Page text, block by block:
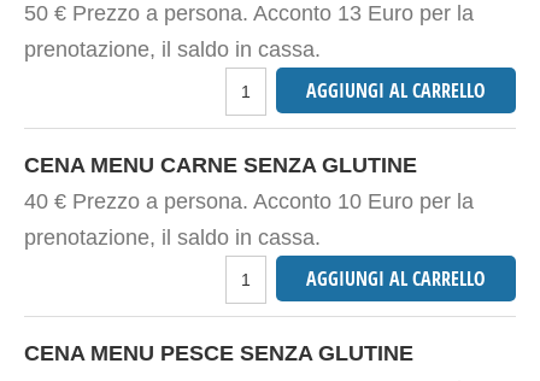
50 € Prezzo a persona. Acconto 13 Euro per la
prenotazione, il saldo in cassa.
CENA MENU CARNE SENZA GLUTINE
40 € Prezzo a persona. Acconto 10 Euro per la
prenotazione, il saldo in cassa.
CENA MENU PESCE SENZA GLUTINE